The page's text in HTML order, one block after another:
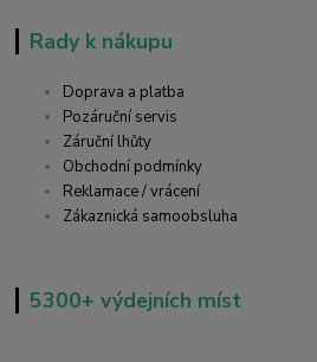
Rady k nákupu
Doprava a platba
Pozáruční servis
Záruční lhůty
Obchodní podmínky
Reklamace / vrácení
Zákaznická samoobsluha
5300+ výdejních míst